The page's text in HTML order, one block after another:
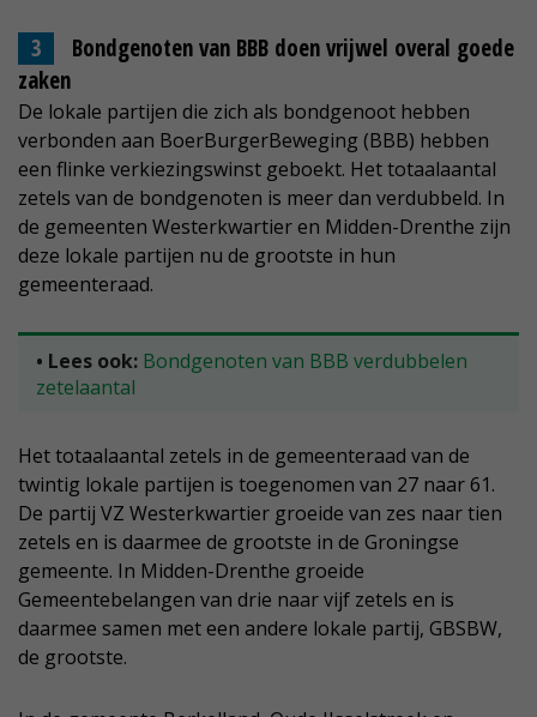
Bondgenoten van BBB doen vrijwel overal goede
zaken
De lokale partijen die zich als bondgenoot hebben
verbonden aan BoerBurgerBeweging (BBB) hebben
een flinke verkiezingswinst geboekt. Het totaalaantal
zetels van de bondgenoten is meer dan verdubbeld. In
de gemeenten Westerkwartier en Midden-Drenthe zijn
deze lokale partijen nu de grootste in hun
gemeenteraad.
• Lees ook: Bondgenoten van BBB verdubbelen
zetelaantal
Het totaalaantal zetels in de gemeenteraad van de
twintig lokale partijen is toegenomen van 27 naar 61.
De partij VZ Westerkwartier groeide van zes naar tien
zetels en is daarmee de grootste in de Groningse
gemeente. In Midden-Drenthe groeide
Gemeentebelangen van drie naar vijf zetels en is
daarmee samen met een andere lokale partij, GBSBW,
de grootste.